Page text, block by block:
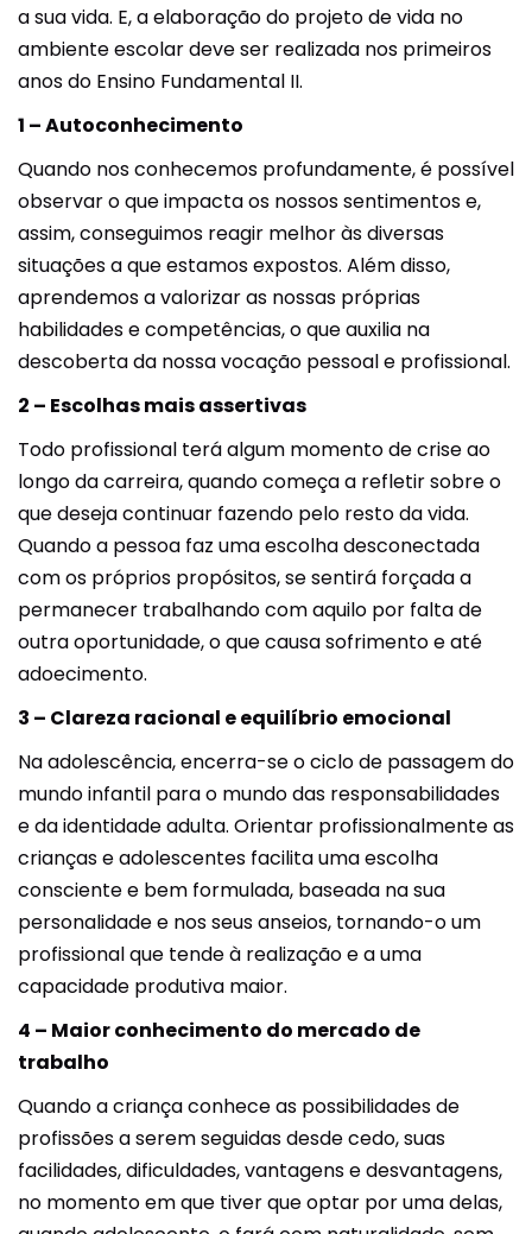
a sua vida. E, a elaboração do projeto de vida no
ambiente escolar deve ser realizada nos primeiros
anos do Ensino Fundamental II.
1 – Autoconhecimento
Quando nos conhecemos profundamente, é possível
observar o que impacta os nossos sentimentos e,
assim, conseguimos reagir melhor às diversas
situações a que estamos expostos. Além disso,
aprendemos a valorizar as nossas próprias
habilidades e competências, o que auxilia na
descoberta da nossa vocação pessoal e profissional.
2 – Escolhas mais assertivas
Todo profissional terá algum momento de crise ao
longo da carreira, quando começa a refletir sobre o
que deseja continuar fazendo pelo resto da vida.
Quando a pessoa faz uma escolha desconectada
com os próprios propósitos, se sentirá forçada a
permanecer trabalhando com aquilo por falta de
outra oportunidade, o que causa sofrimento e até
adoecimento.
3 – Clareza racional e equilíbrio emocional
Na adolescência, encerra-se o ciclo de passagem do
mundo infantil para o mundo das responsabilidades
e da identidade adulta. Orientar profissionalmente as
crianças e adolescentes facilita uma escolha
consciente e bem formulada, baseada na sua
personalidade e nos seus anseios, tornando-o um
profissional que tende à realização e a uma
capacidade produtiva maior.
4 – Maior conhecimento do mercado de
trabalho
Quando a criança conhece as possibilidades de
profissões a serem seguidas desde cedo, suas
facilidades, dificuldades, vantagens e desvantagens,
no momento em que tiver que optar por uma delas,